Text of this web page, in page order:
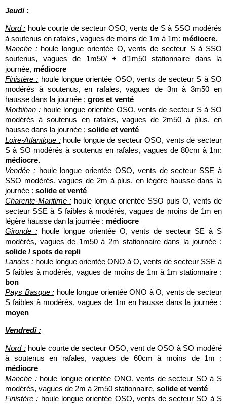
Jeudi :
Nord : houle courte de secteur OSO, vents de S à SSO modérés
à soutenus en rafales, vagues de moins de 1m à 1m: médiocre.
Manche :houle longue orientée O, vents de secteur S à SSO
soutenus, vagues de 1m50/ + d’1m50 stationnaire dans la
journée, médiocre
Finistère : houle longue orientée OSO, vents de secteur S à SO
modérés à soutenus, en rafales, vagues de 3m à 3m50 en
hausse dans la journée : gros et venté
Morbihan :houle longue orientée OSO, vents de secteur S à SO
modérés à soutenus en rafales, vagues de 2m50 à plus, en
hausse dans la journée : solide et venté
Loire-Atlantique :houle longue de secteur OSO, vents de secteur
S à SO modérés à soutenus en rafales, vagues de 80cm à 1m:
médiocre.
Vendée :houle longue orientée OSO, vents de secteur SSE à
SSO modérés, vagues de 2m à plus, en légère hausse dans la
journée : solide et venté
Charente-Maritime : houle longue orientée SSO puis O, vents de
secteur SSE à S faibles à modérés, vagues de moins de 1m en
légère hausse dan la journée : médiocre
Gironde :houle longue orientée O, vents de secteur SE à S
modérés, vagues de 1m50 à 2m stationnaire dans la journée :
solide / spots de repli
Landes : houle longue orientée ONO à O, vents de secteur SSE à
S faibles à modérés, vagues de moins de 1m à 1m stationnaire :
bon
Pays Basque : houle longue orientée ONO à O, vents de secteur
S faibles à modérés, vagues de 1m en hausse dans la journée :
moyen
Vendredi :
Nord :houle courte de secteur OSO, vent de OSO à SO modéré
à soutenus en rafales, vagues de 60cm à moins de 1m :
médiocre
Manche :houle longue orientée ONO, vents de secteur SO à S
modérés, vagues de 2m à 2m50 stationnaire, solide et venté
Finistère : houle longue orientée OSO, vents de secteur SO à S